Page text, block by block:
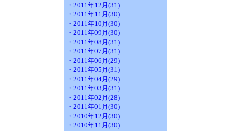
・2011年12月(31)
・2011年11月(30)
・2011年10月(30)
・2011年09月(30)
・2011年08月(31)
・2011年07月(31)
・2011年06月(29)
・2011年05月(31)
・2011年04月(29)
・2011年03月(31)
・2011年02月(28)
・2011年01月(30)
・2010年12月(30)
・2010年11月(30)